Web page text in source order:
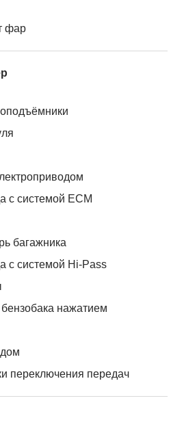
фар
с системой ЕСМ
багажника
с системой Hi-Pass
нажатием
переключения передач